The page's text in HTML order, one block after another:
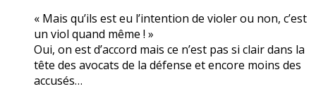
« Mais qu’ils est eu l’intention de violer ou non, c’est
un viol quand même ! »
Oui, on est d’accord mais ce n’est pas si clair dans la
tête des avocats de la défense et encore moins des
accusés…